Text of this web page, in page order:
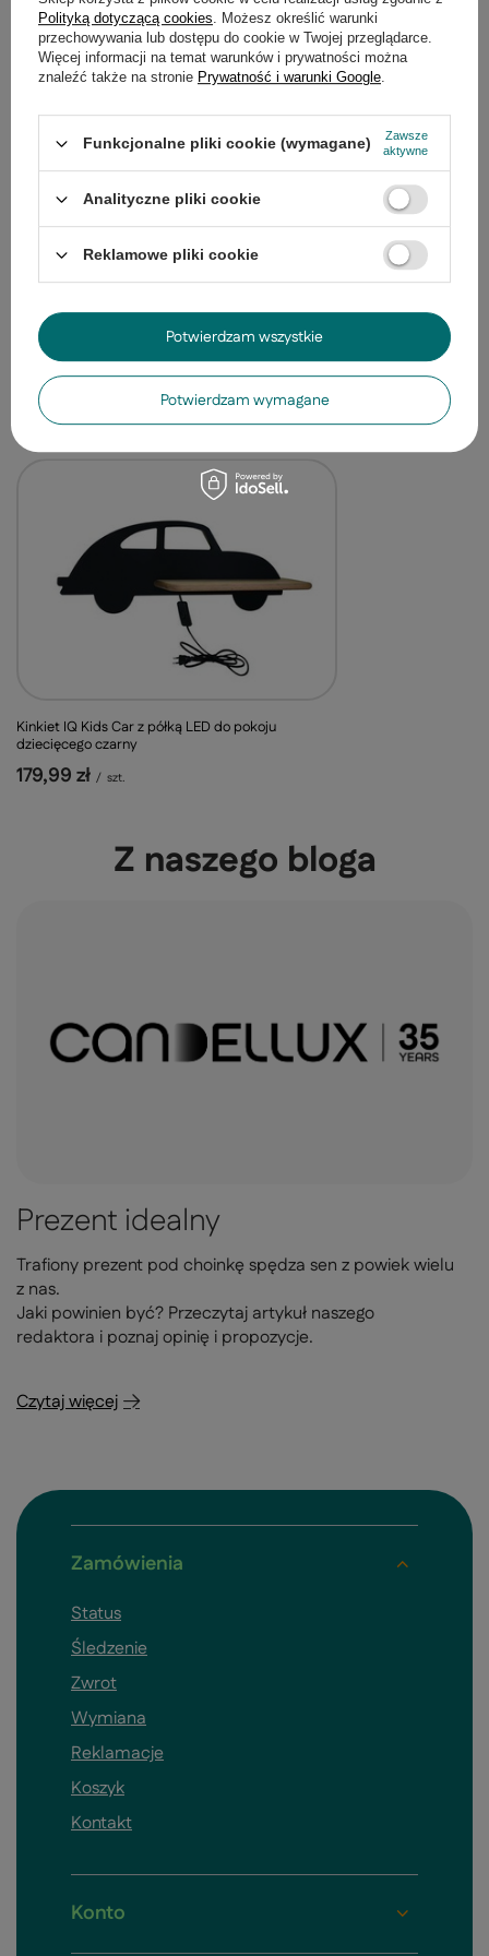
Kinkiet IQ Kids CAR dziecięcy z półką LED
162,99 zł
Kinkiet IQ Kids Car z
LED zintegrowany
174,99 zł
Ostatnio oglądane
Kinkiet IQ Kids Car z półką LED do pokoju
dziecięcego czarny
179,99 zł / szt.
Z naszego bloga
Prezent idealny
Trafiony prezent pod choinkę spędza sen z powiek wielu
z nas.
Jaki powinien być? Przeczytaj artykuł naszego
redaktora i poznaj opinię i propozycje.
Czytaj więcej
Zamówienia
Status
Śledzenie
Zwrot
Wymiana
Reklamacje
Koszyk
Kontakt
Konto
Polityką dotyczącą cookies. Możesz określić warunki
przechowywania lub dostępu do cookie w Twojej przeglądarce.
Więcej informacji na temat warunków i prywatności można
znaleźć także na stronie Prywatność i warunki Google.
Funkcjonalne pliki cookie (wymagane)
Zawsze
aktywne
Analityczne pliki cookie
Reklamowe pliki cookie
Potwierdzam wymagane
Potwierdzam wszystkie